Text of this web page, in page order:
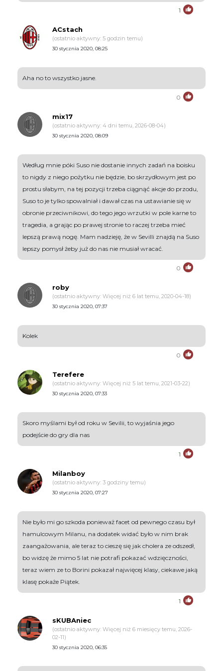
1
ACstach
(ostatnio aktywny: 5 godzin temu)
30 stycznia 2020, 08:25
Aha no to wszystko jasne.
0
mix17
(ostatnio aktywny: 4 dni temu, 2026-08-04)
30 stycznia 2020, 08:09
Według mnie póki Suso nie dostanie innych zadań na boisku
to nigdy z niego pożytku nie będzie, bo skrzydłowym jest po
prostu słabym, na tej pozycji trzeba ciągnąć akcje do przodu,
Suso to je tylko spowalniał i dawał czas na ustawianie się w
obronie przeciwnikowi, do tego jego wrzutki w pole karne to
tragedia, a grając po prawej stronie to raczej trzeba mieć
lepszą prawą nogę. Mam nadzieję, że w Sevilli znajdą na Suso
lepszy pomysł żeby już do nas nie musiał wracać.
0
roby
(ostatnio aktywny: Więcej niż 6 lat temu, 2020-04-18)
30 stycznia 2020, 07:37
Kolek
0
Terefere
(ostatnio aktywny: Więcej niż 5 lat temu, 2021-03-22)
30 stycznia 2020, 07:33
Skoro myślami był od roku w Sevilii, to wyjaśnia jego
podejście do gry dla nas
1
Milanboy
(ostatnio aktywny: 3 godziny temu)
30 stycznia 2020, 07:27
Nie było mi go szkoda ponieważ facet od pewnego czasu był
hamulcowym Milanu, na dodatek widać było w nim brak
zaangażowania, ale teraz to cieszę się jak cholera ze odszedł,
bo widzę że mimo 5 lat nie potrafi pokazać wdzięczności,
teraz wiem ze to Borini pokazał najwięcej klasy, ciekawe jaką
klasę pokaże Piątek.
1
sKUBAniec
(ostatnio aktywny: Więcej niż 6 miesięcy temu, 2026-
02-11)
30 stycznia 2020, 06:35